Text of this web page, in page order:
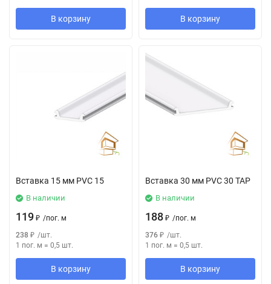
В корзину В корзину
Вставка 15 мм PVC 15
В наличии
119 ₽ /пог. м
238 ₽ /шт.
1 пог. м = 0,5 шт.
В корзину
Вставка 30 мм PVC 30 TAP
В наличии
188 ₽ /пог. м
376 ₽ /шт.
1 пог. м = 0,5 шт.
В корзину